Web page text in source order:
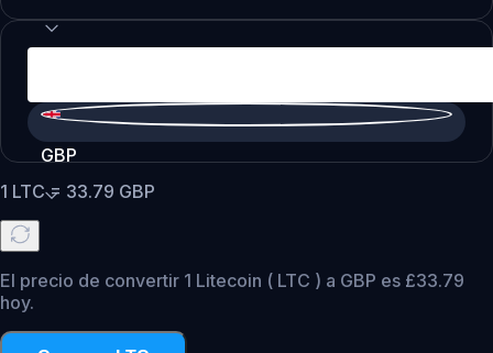
GBP
1 LTC= 33.79 GBP
El precio de convertir 1 Litecoin ( LTC ) a GBP es £33.79
hoy.